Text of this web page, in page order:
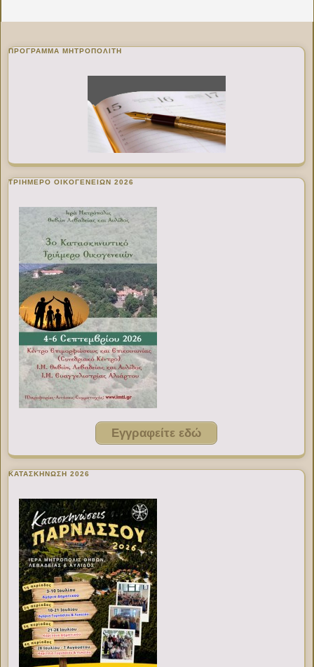
ΠΡΌΓΡΑΜΜΑ ΜΗΤΡΟΠΟΛΊΤΗ
ΤΡΙΗΜΕΡΟ ΟΙΚΟΓΕΝΕΙΩΝ 2026
Εγγραφείτε εδώ
ΚΑΤΑΣΚΗΝΩΣΗ 2026